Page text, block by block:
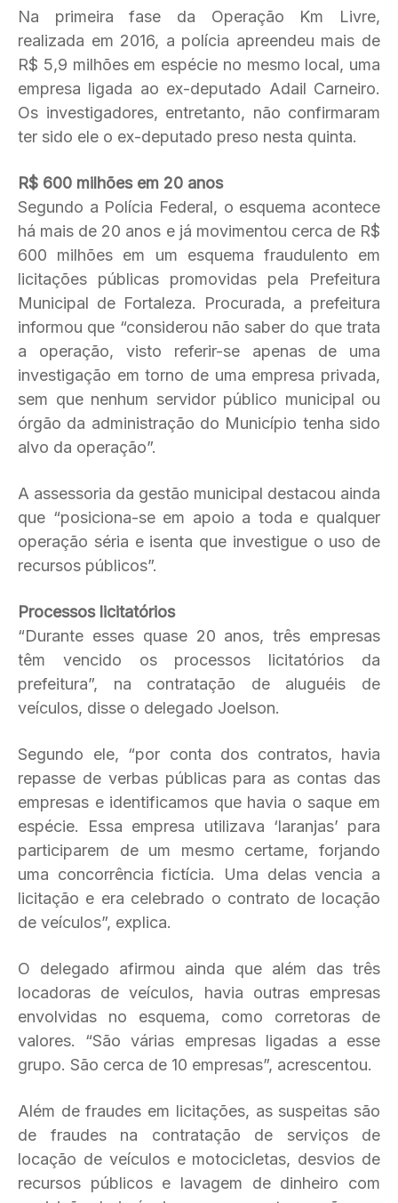
Na primeira fase da Operação Km Livre,
realizada em 2016, a polícia apreendeu mais de
R$ 5,9 milhões em espécie no mesmo local, uma
empresa ligada ao ex-deputado Adail Carneiro.
Os investigadores, entretanto, não confirmaram
ter sido ele o ex-deputado preso nesta quinta.
R$ 600 milhões em 20 anos
Segundo a Polícia Federal, o esquema acontece
há mais de 20 anos e já movimentou cerca de R$
600 milhões em um esquema fraudulento em
licitações públicas promovidas pela Prefeitura
Municipal de Fortaleza. Procurada, a prefeitura
informou que “considerou não saber do que trata
a operação, visto referir-se apenas de uma
investigação em torno de uma empresa privada,
sem que nenhum servidor público municipal ou
órgão da administração do Município tenha sido
alvo da operação”.
A assessoria da gestão municipal destacou ainda
que “posiciona-se em apoio a toda e qualquer
operação séria e isenta que investigue o uso de
recursos públicos”.
Processos licitatórios
“Durante esses quase 20 anos, três empresas
têm vencido os processos licitatórios da
prefeitura”, na contratação de aluguéis de
veículos, disse o delegado Joelson.
Segundo ele, “por conta dos contratos, havia
repasse de verbas públicas para as contas das
empresas e identificamos que havia o saque em
espécie. Essa empresa utilizava ‘laranjas’ para
participarem de um mesmo certame, forjando
uma concorrência fictícia. Uma delas vencia a
licitação e era celebrado o contrato de locação
de veículos”, explica.
O delegado afirmou ainda que além das três
locadoras de veículos, havia outras empresas
envolvidas no esquema, como corretoras de
valores. “São várias empresas ligadas a esse
grupo. São cerca de 10 empresas”, acrescentou.
Além de fraudes em licitações, as suspeitas são
de fraudes na contratação de serviços de
locação de veículos e motocicletas, desvios de
recursos públicos e lavagem de dinheiro com